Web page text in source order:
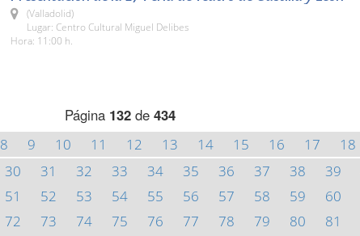
(Valladolid)
Lugar: Centro Cultural Miguel Delibes
Hora: 11:00 h.
Página 132de 434
8 9 10 11 12 13 14 15 16 17 18
30 31 32 33 34 35 36 37 38 39
51 52 53 54 55 56 57 58 59 60
72 73 74 75 76 77 78 79 80 81